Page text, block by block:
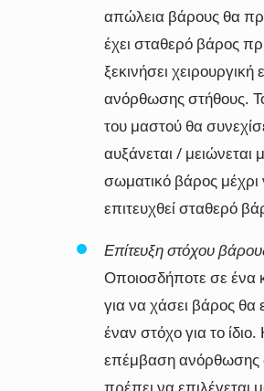
απώλεια βάρους θα
έχει σταθερό βάρος
ξεκινήσει
ανόρθωσης στήθους.
του μαστού θα
αυξάνεται / μειώνεται
σωματικό βάρος μέχρι
επιτευχθεί σταθερό
Επίτευξη στόχου
Οποιοσδήποτε σε ένα
για να χάσει βάρος θα
έναν στόχο για το ίδιο.
επέμβαση ανόρθωσης
πρέπει να επιλέγεται